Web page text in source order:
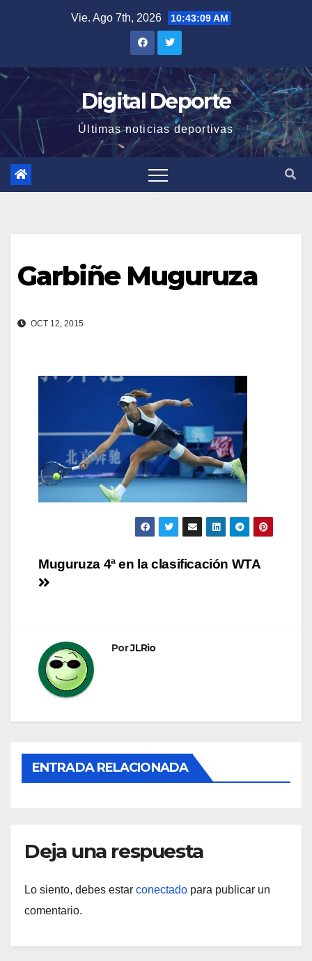
Vie. Ago 7th, 2026 10:43:10 AM
Digital Deporte
Últimas noticias deportivas
Garbiñe Muguruza
OCT 12, 2015
Navegación
Muguruza 4ª en la clasificación WTA
PorJLRio
ENTRADA RELACIONADA
Deja una respuesta
Lo siento, debes estar conectado para publicar un
comentario.